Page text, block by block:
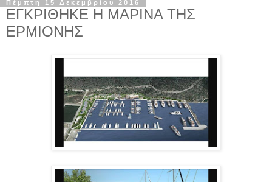
Πέμπτη 15 Δεκεμβρίου 2016
ΕΓΚΡΙΘΗΚΕ Η ΜΑΡΙΝΑ ΤΗΣ
ΕΡΜΙΟΝΗΣ